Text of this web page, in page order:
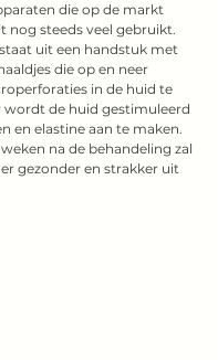
die op de markt
nog steeds veel gebruikt.
uit een handstuk met
die op en neer
in de huid te
wordt de huid gestimuleerd
en elastine aan te maken.
na de behandeling zal
gezonder en strakker uit